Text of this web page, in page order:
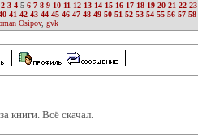
2 3 4 5 6 7 8 9 10 11 12 13 14 15 16 17 18 19 20 21 22 23
41 42 43 44 45 46 47 48 49 50 51 52 53 54 55 56 57 58
Osipov, gvk
книги. Всё скачал.